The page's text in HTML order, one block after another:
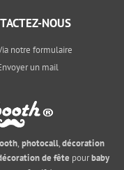
NOUS
notre formulaire
un mail
, photocall,décoration
de fête pourbaby